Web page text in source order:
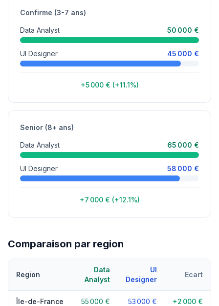
Confirme (3-7 ans)
Data Analyst 50 000 €
UI Designer 45 000 €
+5 000 € (+11.1%)
Senior (8+ ans)
Data Analyst 65 000 €
UI Designer 58 000 €
+7 000 € (+12.1%)
Comparaison par region
Region
Data
Analyst
UI
Designer
Ecart
Île-de-France 55 000 € 53 000 € +2 000 €